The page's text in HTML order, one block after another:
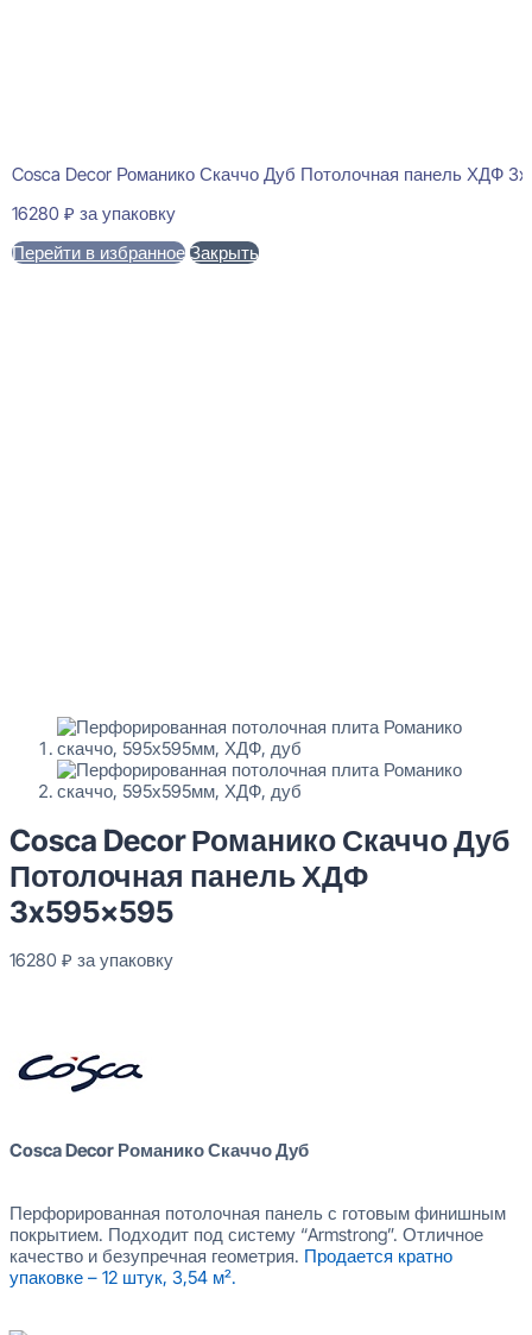
Cosca Decor Романико Скаччо Дуб Потолочная панель ХДФ
16280 ₽ за упаковку
Перейти в избранное Закрыть
Cosca Decor Романико Скаччо Дуб
Потолочная панель ХДФ
3x595x595
16280 ₽ за упаковку
Cosca Decor Романико Скаччо Дуб
Перфорированная потолочная панель с готовым финишным
покрытием. Подходит под систему “Armstrong”. Отличное
качество и безупречная геометрия. Продается кратно
упаковке – 12 штук, 3,54 м².